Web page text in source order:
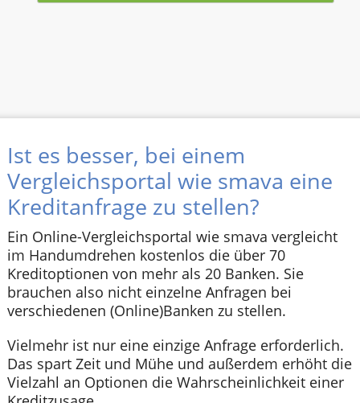
Ist es besser, bei einem
Vergleichsportal wie smava eine
Kreditanfrage zu stellen?
Ein Online-Vergleichsportal wie smava vergleicht
im Handumdrehen kostenlos die über 70
Kreditoptionen von mehr als 20 Banken. Sie
brauchen also nicht einzelne Anfragen bei
verschiedenen (Online)Banken zu stellen.
Vielmehr ist nur eine einzige Anfrage erforderlich.
Das spart Zeit und Mühe und außerdem erhöht die
Vielzahl an Optionen die Wahrscheinlichkeit einer